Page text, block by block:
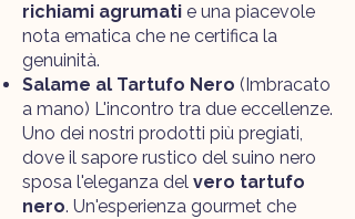
richiami agrumati e una piacevole
nota ematica che ne certifica la
genuinità.
Salame al Tartufo Nero (Imbracato
a mano) L'incontro tra due eccellenze.
Uno dei nostri prodotti più pregiati,
dove il sapore rustico del suino nero
sposa l'eleganza del vero tartufo
nero. Un'esperienza gourmet che